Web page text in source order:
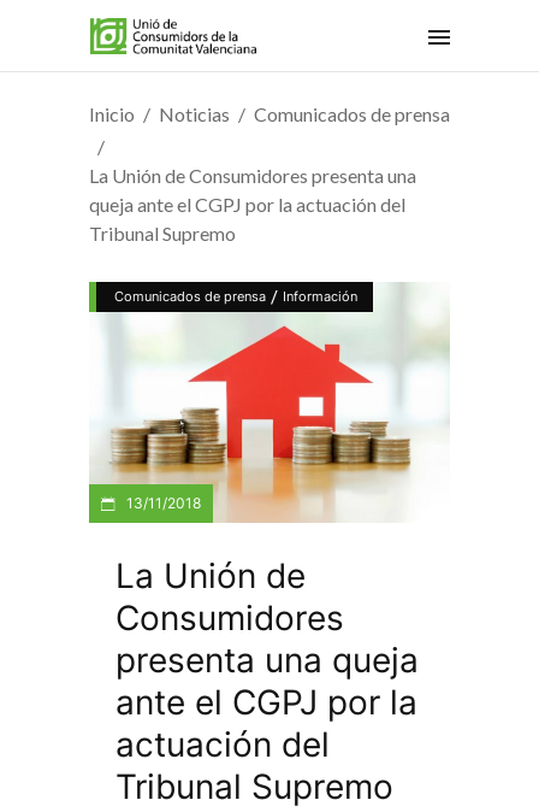
Inicio Noticias Comunicados de prensa
La Unión de Consumidores presenta una
queja ante el CGPJ por la actuación del
Tribunal Supremo
Comunicados de prensa / Información
13/11/2018
La Unión de
Consumidores
presenta una queja
ante el CGPJ por la
actuación del
Tribunal Supremo